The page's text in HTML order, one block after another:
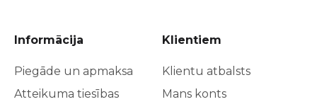
Informācija
Piegāde un apmaksa
Atteikuma tiesības
Klientiem
Klientu atbalsts
Mans konts